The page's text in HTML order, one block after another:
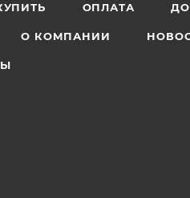
ОПЛАТА
О КОМПАНИИ